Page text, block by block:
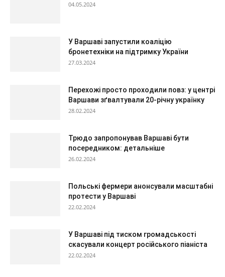
04.05.2024
У Варшаві запустили коаліцію
бронетехніки на підтримку України
27.03.2024
Перехожі просто проходили повз: у центрі
Варшави зґвалтували 20-річну українку
28.02.2024
Трюдо запропонував Варшаві бути
посередником: детальніше
26.02.2024
Польські фермери анонсували масштабні
протести у Варшаві
22.02.2024
У Варшаві під тиском громадськості
скасували концерт російського піаніста
22.02.2024